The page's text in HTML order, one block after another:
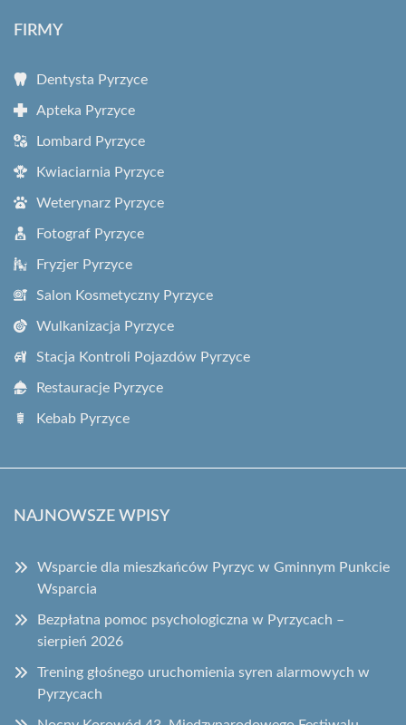
FIRMY
Dentysta Pyrzyce
Apteka Pyrzyce
Lombard Pyrzyce
Kwiaciarnia Pyrzyce
Weterynarz Pyrzyce
Fotograf Pyrzyce
Fryzjer Pyrzyce
Salon Kosmetyczny Pyrzyce
Wulkanizacja Pyrzyce
Stacja Kontroli Pojazdów Pyrzyce
Restauracje Pyrzyce
Kebab Pyrzyce
NAJNOWSZE WPISY
Wsparcie dla mieszkańców Pyrzyc w Gminnym Punkcie
Wsparcia
Bezpłatna pomoc psychologiczna w Pyrzycach –
sierpień 2026
Trening głośnego uruchomienia syren alarmowych w
Pyrzycach